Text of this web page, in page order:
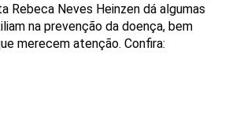
Rebeca Neves Heinzen dá algumas
na prevenção da doença, bem
merecem atenção. Confira: